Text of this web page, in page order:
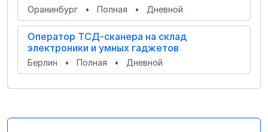
Оранинбург • Полная • Дневной
Оператор ТСД-сканера на склад
электроники и умных гаджетов
Берлин • Полная • Дневной